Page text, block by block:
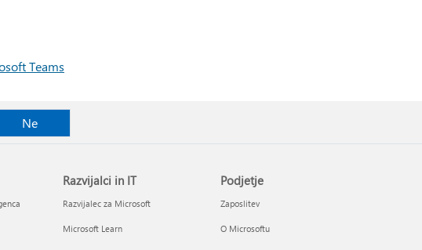
Teams
Ne
Razvijalci in IT
Razvijalec za Microsoft
Microsoft Learn
Podjetje
Zaposlitev
O Microsoftu